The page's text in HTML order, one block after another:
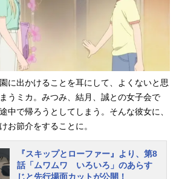
いたようで……？スタッフ脚本：日
高勝郎画コンテ：阿部ゆり子演出：
横野光代総作画監督：井川麗奈作画
監督：虎高昇、西田美弥子TVアニメ
『スキップとローファー』作品情報
放送・配信情報2023年4月からTOKY
OMXほかにて放送中！DMMTVにて
地上波放送同時先行配信！■放送情報
TOKYOMX：4月4日から毎週火曜日2
3:00～AT-X：4月5日から毎週水曜日
22:00～【※リピート放送】毎週金曜
日10:00～／毎週火曜日16:00～北陸
朝日放送：4月5日から毎週水曜日25:
に出かけることを耳にして、よくないと思
うミカ。みつみ、結月、誠との女子会で
中で帰ろうとしてしまう。そんな彼女に、
お節介をすることに。
『スキップとローファー』より、第8
話「ムワムワ いろいろ」のあらす
じと先行場面カットが公開！